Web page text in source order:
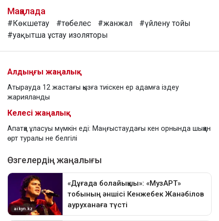
Мақалада
#Көкшетау #төбелес #жанжал
#үйлену тойы
#уақытша ұстау изоляторы
Алдыңғы жаңалық
Атырауда 12 жастағы қызға тиіскен ер адамға іздеу
жарияланды
Келесі жаңалық
Апатқа ұласуы мүмкін еді: Маңғыстаудағы кен орнында шыққан
өрт туралы не белгілі